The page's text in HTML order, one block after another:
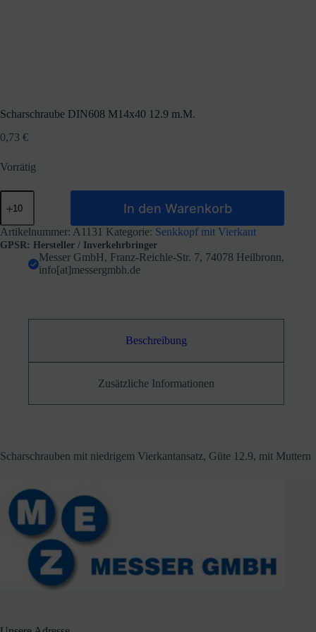
Scharschraube DIN608 M14x40 12.9 m.M.
0,73 €
Vorrätig
Scharschraube
DIN608
12.9
m.M.
In den Warenkorb
Artikelnummer: A1131 Kategorie: Senkkopf mit Vierkant
GPSR: Hersteller / Inverkehrbringer
Messer GmbH, Franz-Reichle-Str. 7, 74078 Heilbronn,
info[at]messergmbh.de
Beschreibung
Zusätzliche Informationen
Scharschrauben mit niedrigem Vierkantansatz, Güte 12.9, mit Muttern